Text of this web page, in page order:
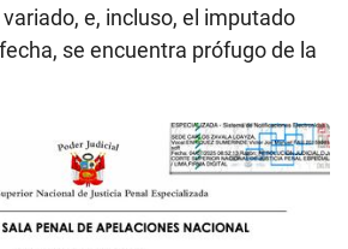
e, incluso, el imputado
se encuentra prófugo de la